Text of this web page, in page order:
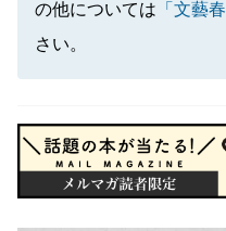
の他については 「文藝
さい。